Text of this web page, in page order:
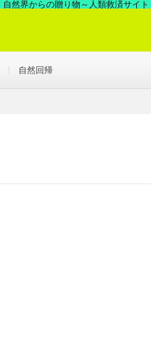
自然界からの贈り物～人類救済サイト
自然回帰